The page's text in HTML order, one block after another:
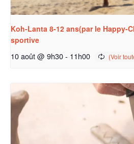
Koh-Lanta 8-12 ans(par le Happy-
sportive
10 août @ 9h30- 11h00